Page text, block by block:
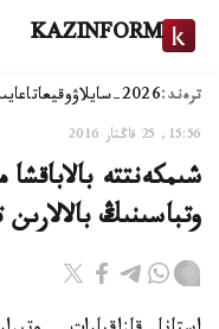
KAZINFORM
ترەند:2026-سايلاۋ وقيعا
15:56, 25 قاڭتار 2016
شىمكەنتتە
وتباسىنىڭ